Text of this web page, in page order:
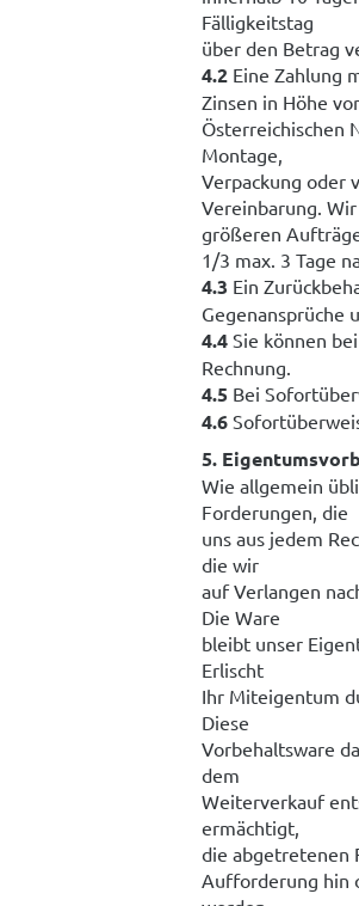
Fälligkeitstag
über den Betrag
4.2 Eine Zahlung
Zinsen in Höhe
Österreichischen
Montage,
Verpackung oder
Vereinbarung.
größeren
1/3 max. 3 Tage
4.3 Ein
Gegenansprüche
4.4 Sie können
Rechnung.
4.5 Bei
4.6
5.
Wie allgemein
Forderungen, die
uns aus jedem
die wir
auf Verlangen
Die Ware
bleibt unser
Erlischt
Ihr Miteigentum
Diese
Vorbehaltsware
dem
Weiterverkauf
ermächtigt,
die abgetretenen
Aufforderung hin